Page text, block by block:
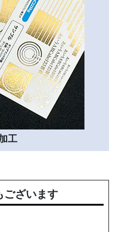
工
ございます